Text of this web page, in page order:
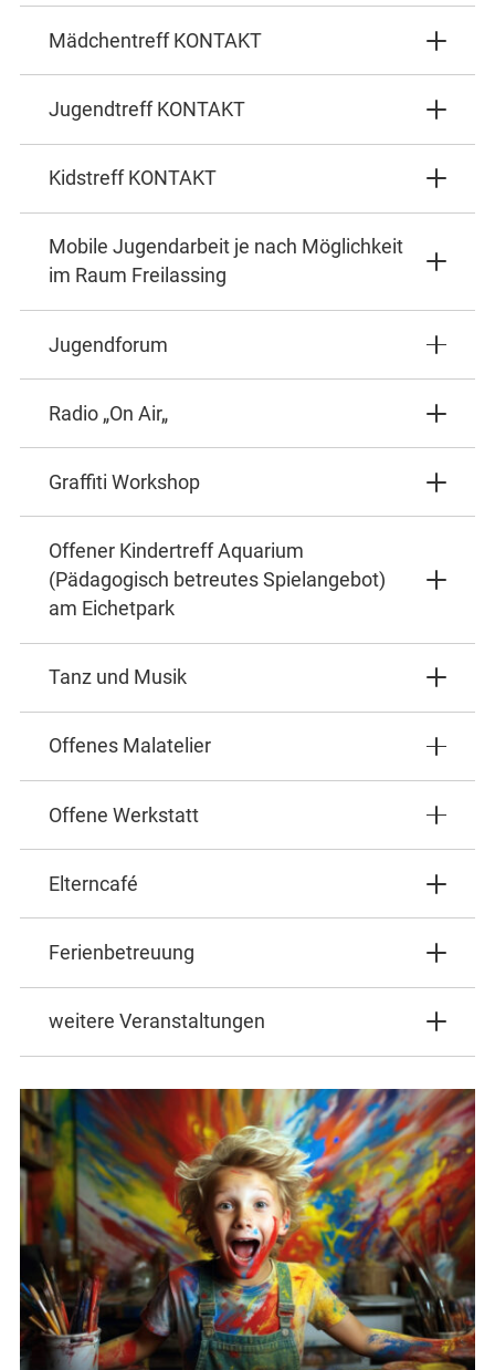
Mädchentreff KONTAKT
Jugendtreff KONTAKT
Kidstreff KONTAKT
Mobile Jugendarbeit je nach Möglichkeit
im Raum Freilassing
Jugendforum
Radio „On Air„
Graffiti Workshop
Offener Kindertreff Aquarium
(Pädagogisch betreutes Spielangebot)
am Eichetpark
Tanz und Musik
Offenes Malatelier
Offene Werkstatt
Elterncafé
Ferienbetreuung
weitere Veranstaltungen